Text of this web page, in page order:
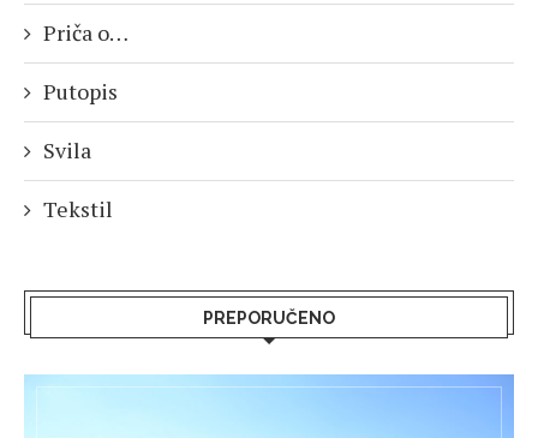
Priča o…
Putopis
Svila
Tekstil
PREPORUČENO